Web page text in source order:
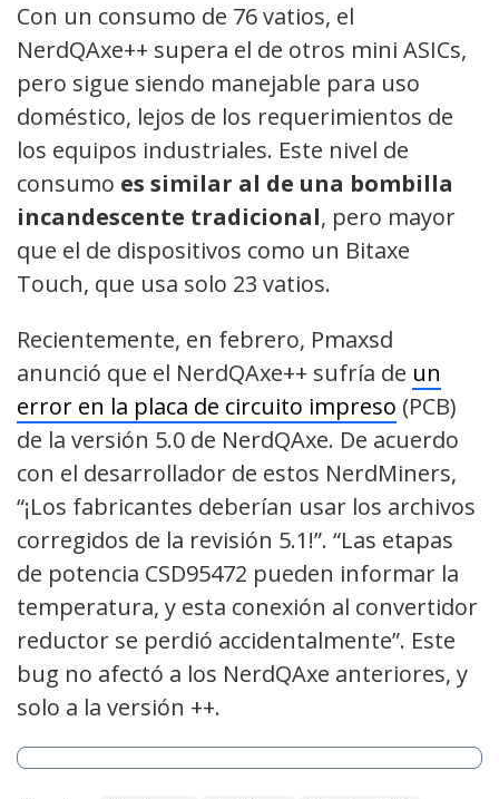
Con un consumo de 76 vatios, el
NerdQAxe++ supera el de otros mini ASICs,
pero sigue siendo manejable para uso
doméstico, lejos de los requerimientos de
los equipos industriales. Este nivel de
consumo es similar al de una bombilla
incandescente tradicional, pero mayor
que el de dispositivos como un Bitaxe
Touch, que usa solo 23 vatios.
Recientemente, en febrero, Pmaxsd
anunció que el NerdQAxe++ sufría de un
error en la placa de circuito impreso (PCB)
de la versión 5.0 de NerdQAxe. De acuerdo
con el desarrollador de estos NerdMiners,
“¡Los fabricantes deberían usar los archivos
corregidos de la revisión 5.1!”. “Las etapas
de potencia CSD95472 pueden informar la
temperatura, y esta conexión al convertidor
reductor se perdió accidentalmente”. Este
bug no afectó a los NerdQAxe anteriores, y
solo a la versión ++.